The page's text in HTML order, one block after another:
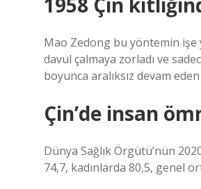
Mao Zedong bu yöntemin işe
davul çalmaya zorladı ve
boyunca aralıksız devam
Çin’de insan
Dünya Sağlık Örgütü’nün
74,7, kadınlarda 80,5, genel